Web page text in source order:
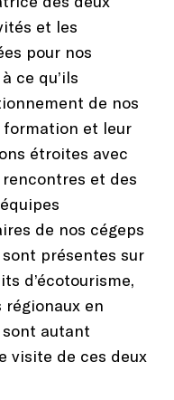
et les
pour nos
ce qu’ils
de nos
formation et leur
étroites avec
et des
de nos cégeps
présentes sur
d’écotourisme,
en
autant
visite de ces deux